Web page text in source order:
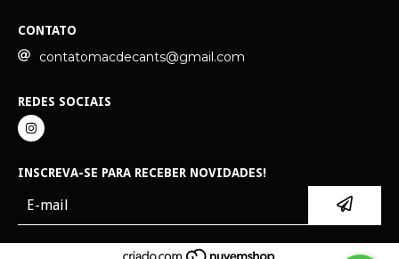
CONTATO
contatomacdecants@gmail.com
REDES SOCIAIS
INSCREVA-SE PARA RECEBER NOVIDADES!